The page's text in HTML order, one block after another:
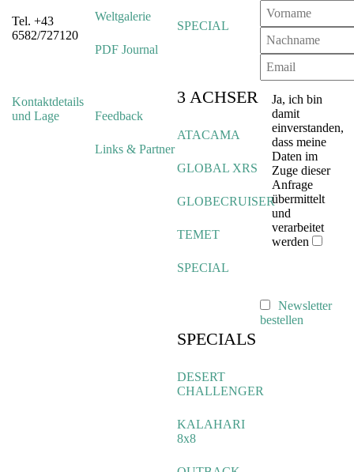
Tel. +43
6582/727120
Kontaktdetails
und Lage
Weltgalerie
PDF Journal
Feedback
Links & Partner
SPECIAL
3 ACHSER
ATACAMA
GLOBAL XRS
GLOBECRUISER
TEMET
SPECIAL
SPECIALS
DESERT
CHALLENGER
KALAHARI
8x8
Ja, ich bin
damit
einverstanden,
dass meine
Daten im
Zuge dieser
Anfrage
übermittelt
und
verarbeitet
werden
Newsletter
bestellen